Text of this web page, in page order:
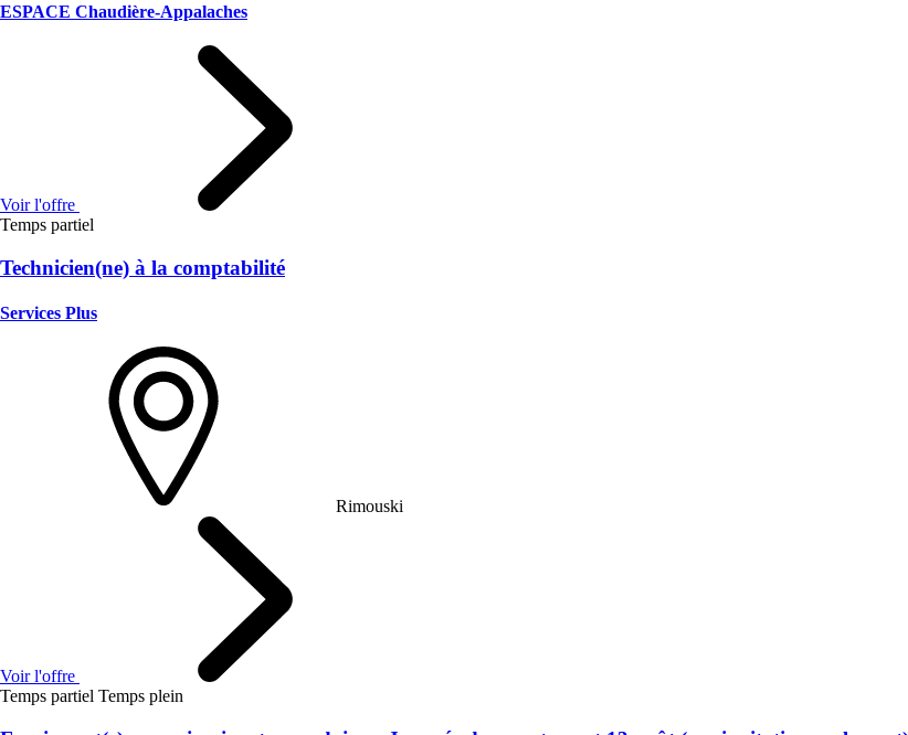
ESPACE Chaudière-Appalaches
Voir l'offre
Temps partiel
Technicien(ne) à la comptabilité
Services Plus
Rimouski
Voir l'offre
Temps partiel Temps plein